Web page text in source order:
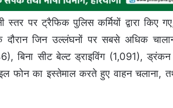
स्तर पर ट्रैफिक पुलिस कर्मियों द्वारा
दौरान जिन उल्लंघनों पर सबसे अधिक
बिना सीट बेल्ट ड्राइविंग (1,091),
फोन का इस्तेमाल करते हुए वाहन चलाना,